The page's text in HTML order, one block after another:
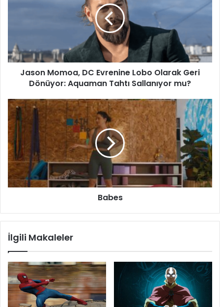
Dönüyor:
Aquaman
Sallanıyor
Jason Momoa, DC Evrenine Lobo Olarak Geri
Dönüyor: Aquaman Tahtı Sallanıyor mu?
Babes
Babes
İlgili Makaleler